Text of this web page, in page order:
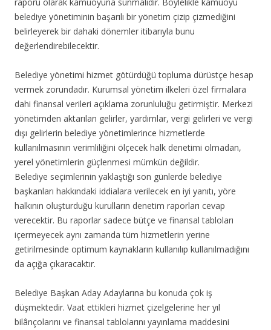
belediye yönetiminin başarılı bir yönetim çizip çizmediğini
belirleyerek bir dahaki dönemler itibarıyla bunu
değerlendirebilecektir.
Belediye yönetimi hizmet götürdüğü topluma dürüstçe hesap
vermek zorundadır. Kurumsal yönetim ilkeleri özel firmalara
dahi finansal verileri açıklama zorunluluğu getirmiştir. Merkezi
yönetimden aktarılan gelirler, yardımlar, vergi gelirleri ve vergi
dışı gelirlerin belediye yönetimlerince hizmetlerde
kullanılmasının verimliliğini ölçecek halk denetimi olmadan,
yerel yönetimlerin güçlenmesi mümkün değildir.
Belediye seçimlerinin yaklaştığı son günlerde belediye
başkanları hakkındaki iddialara verilecek en iyi yanıtı, yöre
halkının oluşturduğu kurulların denetim raporları cevap
verecektir. Bu raporlar sadece bütçe ve finansal tabloları
içermeyecek aynı zamanda tüm hizmetlerin yerine
getirilmesinde optimum kaynakların kullanılıp kullanılmadığını
da açığa çıkaracaktır.
Belediye Başkan Aday Adaylarına bu konuda çok iş
düşmektedir. Vaat ettikleri hizmet çizelgelerine her yıl
bilânçolarını ve finansal tablolarını yayınlama maddesini